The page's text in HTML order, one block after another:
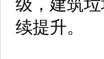
续提升。